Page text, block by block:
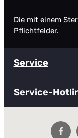
Die mit einem
Pflichtfelder.
Service
Service-